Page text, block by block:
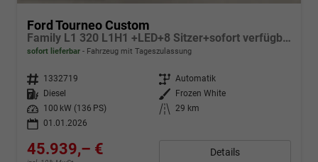
Ford Tourneo Custom
Family L1 320 L1H1 +LED+8 Sitzer+sofort verfügbar+
sofort lieferbar Fahrzeug mit Tageszulassung
Fahrzeugnr. 1332719 Getriebe Automatik
Kraftstoff
Diesel Außenfarbe
Frozen White
Leistung
100 kW (136 PS) Kilometerstand
29 km
01.01.2026
45.939,– € Details